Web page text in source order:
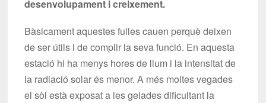
desenvolupament i creixement.
Bàsicament aquestes fulles cauen perquè deixen
de ser útils i de complir la seva funció. En aquesta
estació hi ha menys hores de llum i la intensitat de
la radiació solar és menor. A més moltes vegades
el sòl està exposat a les gelades dificultant la